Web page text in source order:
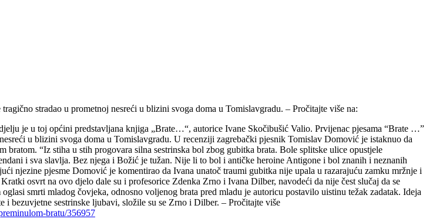
stradao u prometnoj nesreći u blizini svoga doma u Tomislavgradu. – Pročitajte više na:
je u toj općini predstavljana knjiga „Brate…“, autorice Ivane Skočibušić Valio. Prvijenac pjesama “Brate …”
u blizini svoga doma u Tomislavgradu. U recenziji zagrebački pjesnik Tomislav Domović je istaknuo da
“Iz stiha u stih progovara silna sestrinska bol zbog gubitka brata. Bole splitske ulice opustjele
i sva slavlja. Bez njega i Božić je tužan. Nije li to bol i antičke heroine Antigone i bol znanih i neznanih
njezine pjesme Domović je komentirao da Ivana unatoč traumi gubitka nije upala u razarajuću zamku mržnje i
osvrt na ovo djelo dale su i profesorice Zdenka Zrno i Ivana Dilber, navodeći da nije čest slučaj da se
smrti mladog čovjeka, odnosno voljenog brata pred mladu je autoricu postavilo uistinu težak zadatak. Ideja
bezuvjetne sestrinske ljubavi, složile su se Zrno i Dilber. – Pročitajte više
bratu/356957